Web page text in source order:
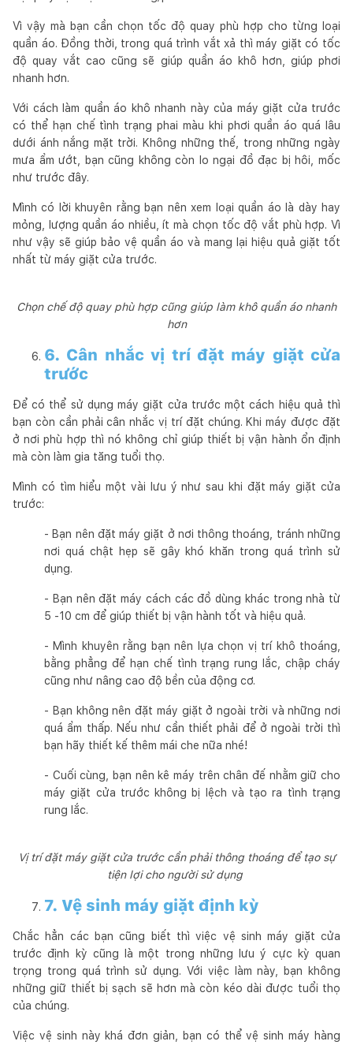
Vì vậy mà bạn cần chọn tốc độ quay phù hợp cho từng loại
quần áo. Đồng thời, trong quá trình vắt xả thì máy giặt có tốc
độ quay vắt cao cũng sẽ giúp quần áo khô hơn, giúp phơi
nhanh hơn.
Với cách làm quần áo khô nhanh này của máy giặt cửa trước
có thể hạn chế tình trạng phai màu khi phơi quần áo quá lâu
dưới ánh nắng mặt trời. Không những thế, trong những ngày
mưa ẩm ướt, bạn cũng không còn lo ngại đồ đạc bị hôi, mốc
như trước đây.
Mình có lời khuyên rằng bạn nên xem loại quần áo là dày hay
mỏng, lượng quần áo nhiều, ít mà chọn tốc độ vắt phù hợp. Vì
như vậy sẽ giúp bảo vệ quần áo và mang lại hiệu quả giặt tốt
nhất từ máy giặt cửa trước.
Chọn chế độ quay phù hợp cũng giúp làm khô quần áo nhanh
hơn
6. Cân nhắc vị trí đặt máy giặt cửa
trước
Để có thể sử dụng máy giặt cửa trước một cách hiệu quả thì
bạn còn cần phải cân nhắc vị trí đặt chúng. Khi máy được đặt
ở nơi phù hợp thì nó không chỉ giúp thiết bị vận hành ổn định
mà còn làm gia tăng tuổi thọ.
Mình có tìm hiểu một vài lưu ý như sau khi đặt máy giặt cửa
trước:
- Bạn nên đặt máy giặt ở nơi thông thoáng, tránh những
nơi quá chật hẹp sẽ gây khó khăn trong quá trình sử
dụng.
- Bạn nên đặt máy cách các đồ dùng khác trong nhà từ
5 -10 cm để giúp thiết bị vận hành tốt và hiệu quả.
- Mình khuyên rằng bạn nên lựa chọn vị trí khô thoáng,
bằng phẳng để hạn chế tình trạng rung lắc, chập cháy
cũng như nâng cao độ bền của động cơ.
- Bạn không nên đặt máy giặt ở ngoài trời và những nơi
quá ẩm thấp. Nếu như cần thiết phải để ở ngoài trời thì
bạn hãy thiết kế thêm mái che nữa nhé!
- Cuối cùng, bạn nên kê máy trên chân đế nhằm giữ cho
máy giặt cửa trước không bị lệch và tạo ra tình trạng
rung lắc.
Vị trí đặt máy giặt cửa trước cần phải thông thoáng để tạo sự
tiện lợi cho người sử dụng
7. Vệ sinh máy giặt định kỳ
Chắc hẳn các bạn cũng biết thì việc vệ sinh máy giặt cửa
trước định kỳ cũng là một trong những lưu ý cực kỳ quan
trọng trong quá trình sử dụng. Với việc làm này, bạn không
những giữ thiết bị sạch sẽ hơn mà còn kéo dài được tuổi thọ
của chúng.
Việc vệ sinh này khá đơn giản, bạn có thể vệ sinh máy hàng